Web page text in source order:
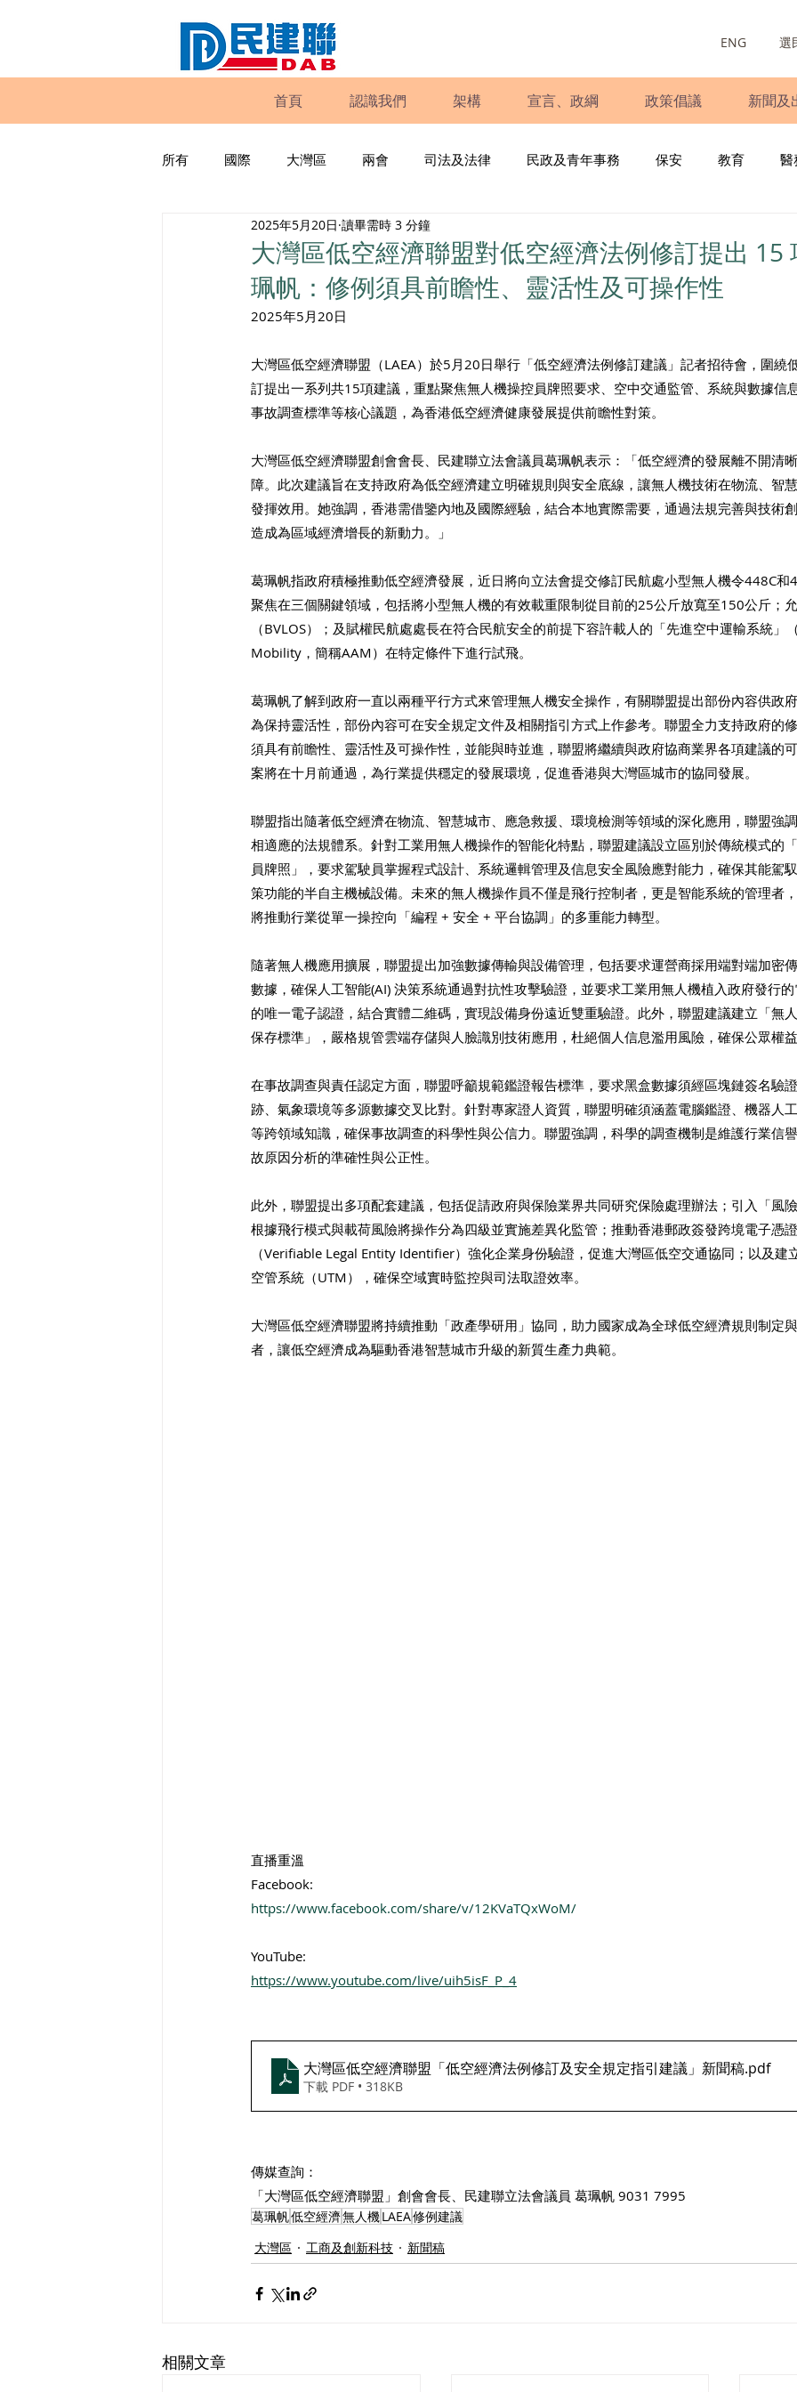
ENG 選
首頁 認識我們 架構 宣言、政綱 政策倡議 新聞及
所有 國際 大灣區 兩會 司法及法律 民政及青年事務 保安 教育 醫
工商專業 家庭
民建聯報告及建議書 調查 新冠肺炎 選舉 義工 民生
議會監察 區議會
大灣區低空經濟聯盟對低空經濟法例修訂提出 15
珮帆：修例須具前瞻性、靈活性及可操作性
2025年5月20日 讀畢需時 3 分鐘
2025年5月20日
大灣區低空經濟聯盟（LAEA）於5月20日舉行「低空經濟法例修訂建議」記者招待會，圍繞
訂提出一系列共15項建議，重點聚焦無人機操控員牌照要求、空中交通監管、系統與數據信
事故調查標準等核心議題，為香港低空經濟健康發展提供前瞻性對策。
大灣區低空經濟聯盟創會會長、民建聯立法會議員葛珮帆表示：「低空經濟的發展離不開清
障。此次建議旨在支持政府為低空經濟建立明確規則與安全底線，讓無人機技術在物流、智
發揮效用。她強調，香港需借鑒內地及國際經驗，結合本地實際需要，通過法規完善與技術
造成為區域經濟增長的新動力。」
葛珮帆指政府積極推動低空經濟發展，近日將向立法會提交修訂民航處小型無人機令448C和
聚焦在三個關鍵領域，包括將小型無人機的有效載重限制從目前的25公斤放寬至150公斤；
（BVLOS）；及賦權民航處處長在符合民航安全的前提下容許載人的「先進空中運輸系統
Mobility，簡稱AAM）在特定條件下進行試飛。
葛珮帆了解到政府一直以兩種平行方式來管理無人機安全操作，有關聯盟提出部份內容供政
為保持靈活性，部份內容可在安全規定文件及相關指引方式上作參考。聯盟全力支持政府的
須具有前瞻性、靈活性及可操作性，並能與時並進，聯盟將繼續與政府協商業界各項建議的
案將在十月前通過，為行業提供穩定的發展環境，促進香港與大灣區城市的協同發展。
聯盟指出隨著低空經濟在物流、智慧城市、應急救援、環境檢測等領域的深化應用，聯盟強
相適應的法規體系。針對工業用無人機操作的智能化特點，聯盟建議設立區別於傳統模式的
員牌照」，要求駕駛員掌握程式設計、系統邏輯管理及信息安全風險應對能力，確保其能駕
策功能的半自主機械設備。未來的無人機操作員不僅是飛行控制者，更是智能系統的管理者
將推動行業從單一操控向「編程 + 安全 + 平台協調」的多重能力轉型。
隨著無人機應用擴展，聯盟提出加強數據傳輸與設備管理，包括要求運營商採用端對端加密
數據，確保人工智能(AI) 決策系統通過對抗性攻擊驗證，並要求工業用無人機植入政府發行
的唯一電子認證，結合實體二維碼，實現設備身份遠近雙重驗證。此外，聯盟建議建立「無
保存標準」，嚴格規管雲端存儲與人臉識別技術應用，杜絕個人信息濫用風險，確保公眾權
在事故調查與責任認定方面，聯盟呼籲規範鑑證報告標準，要求黑盒數據須經區塊鏈簽名驗
跡、氣象環境等多源數據交叉比對。針對專家證人資質，聯盟明確須涵蓋電腦鑑證、機器人
等跨領域知識，確保事故調查的科學性與公信力。聯盟強調，科學的調查機制是維護行業信
故原因分析的準確性與公正性。
此外，聯盟提出多項配套建議，包括促請政府與保險業界共同研究保險處理辦法；引入「風
根據飛行模式與載荷風險將操作分為四級並實施差異化監管；推動香港郵政簽發跨境電子憑
（Verifiable Legal Entity Identifier）強化企業身份驗證，促進大灣區低空交通協同；以及建
空管系統（UTM），確保空域實時監控與司法取證效率。
大灣區低空經濟聯盟將持續推動「政產學研用」協同，助力國家成為全球低空經濟規則制定
者，讓低空經濟成為驅動香港智慧城市升級的新質生產力典範。
直播重溫
Facebook:
https://www.facebook.com/share/v/12KVaTQxWoM/
YouTube:
https://www.youtube.com/live/uih5isF_P_4
大灣區低空經濟聯盟「低空經濟法例修訂及安全規定指引建議」新聞稿.pdf
下載 PDF • 318KB
傳媒查詢：
「大灣區低空經濟聯盟」創會會長、民建聯立法會議員 葛珮帆 9031 7995
葛珮帆低空經濟無人機LAEA修例建議
大灣區
工商及創新科技 新聞稿
相關文章